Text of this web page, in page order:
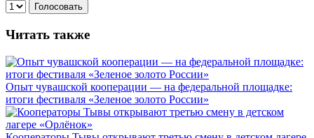
Голосовать
Читать также
Опыт чувашской кооперации — на федеральной площадке:
итоги фестиваля «Зеленое золото России»